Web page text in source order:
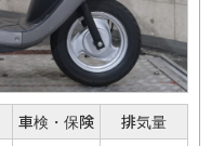
車検・保険
排気量